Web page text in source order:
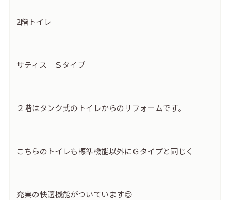
2階トイレ
サティス Ｓタイプ
２階はタンク式のトイレからのリフォームです。
こちらのトイレも標準機能以外にＧタイプと同じく
充実の快適機能がついています😊